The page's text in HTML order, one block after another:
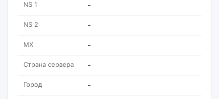
NS 1 -
NS 2 -
MX -
Страна сервера -
Город -